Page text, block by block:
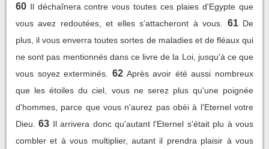
60 Il déchaînera contre vous toutes ces plaies d'Egypte que
vous avez redoutées, et elles s'attacheront à vous.
61 De
plus, il vous enverra toutes sortes de maladies et de fléaux qui
ne sont pas mentionnés dans ce livre de la Loi, jusqu'à ce que
vous soyez exterminés.
62 Après avoir été aussi nombreux
que les étoiles du ciel, vous ne serez plus qu'une poignée
d'hommes, parce que vous n'aurez pas obéi à l'Eternel votre
Dieu.
63 Il arrivera donc qu'autant l'Eternel s'était plu à vous
combler et à vous multiplier, autant il prendra plaisir à vous